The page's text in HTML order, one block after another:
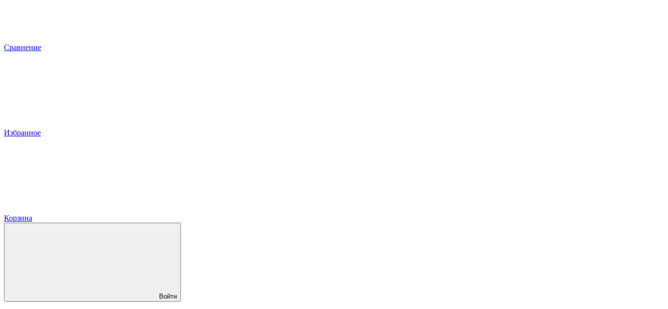
Сравнение
Избранное
Корзина
Войти